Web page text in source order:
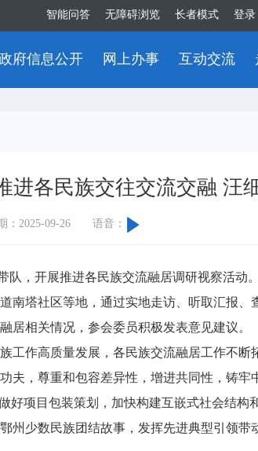
智能问答 无障碍浏览 长者模式 登录
府信息公开 网上办事 互动交流
各民族交往交流交融 汪
：2025-09-26 语音：
，开展推进各民族交流融居调研视察活动。
塔社区等地，通过实地走访、听取汇报、
居相关情况，参会委员积极发表意见建议。
作高质量发展，各民族交流融居工作不断
夫，尊重和包容差异性，增进共同性，铸牢
项目包装策划，加快构建互嵌式社会结构
州少数民族团结故事，发挥先进典型引领带